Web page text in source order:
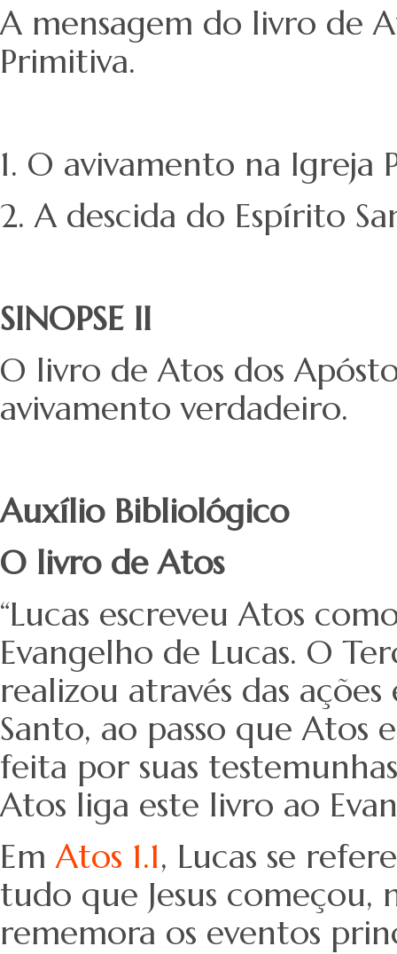
A mensagem do livro de
Primitiva.
1. O avivamento na Igreja
2. A descida do Espírito
SINOPSE II
O livro de Atos dos
avivamento verdadeiro.
Auxílio Bibliológico
O livro de Atos
“Lucas escreveu Atos
Evangelho de Lucas. O
realizou através das
Santo, ao passo que Atos
feita por suas
Atos liga este livro ao
EmAtos 1.1, Lucas se
tudo que Jesus começou,
rememora os eventos